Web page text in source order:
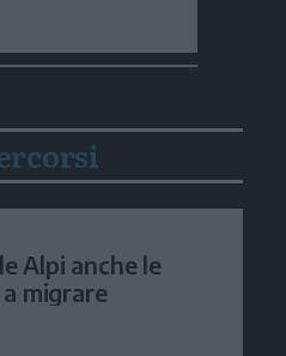
Alpi anche le
migrare